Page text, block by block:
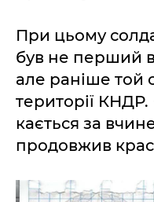
При цьому
був не перший
але раніше той
території КНДР.
кається за
продовжив